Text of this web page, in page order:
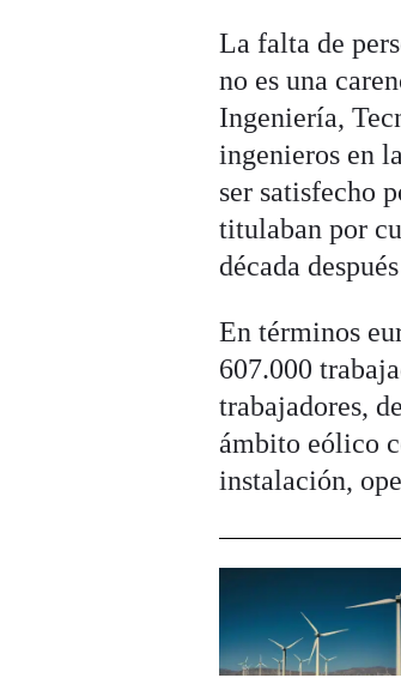
La falta de
no es una
Ingeniería,
ingenieros en
ser satisfecho
titulaban por
década
En términos
607.000
trabajadores,
ámbito eólico
instalación,